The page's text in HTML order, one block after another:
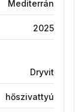
Mediterrán
2025
Dryvit
hőszivattyú